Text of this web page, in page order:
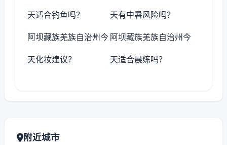
天适合钓鱼吗？ 天有中暑风险吗？
阿坝藏族羌族自治州今
天化妆建议？
阿坝藏族羌族自治州今
天适合晨练吗？
附近城市